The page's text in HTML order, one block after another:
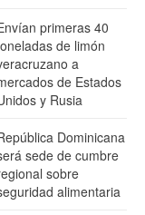
primeras 40
de limón
a
de Estados
y Rusia
Dominicana
sede de cumbre
sobre
alimentaria